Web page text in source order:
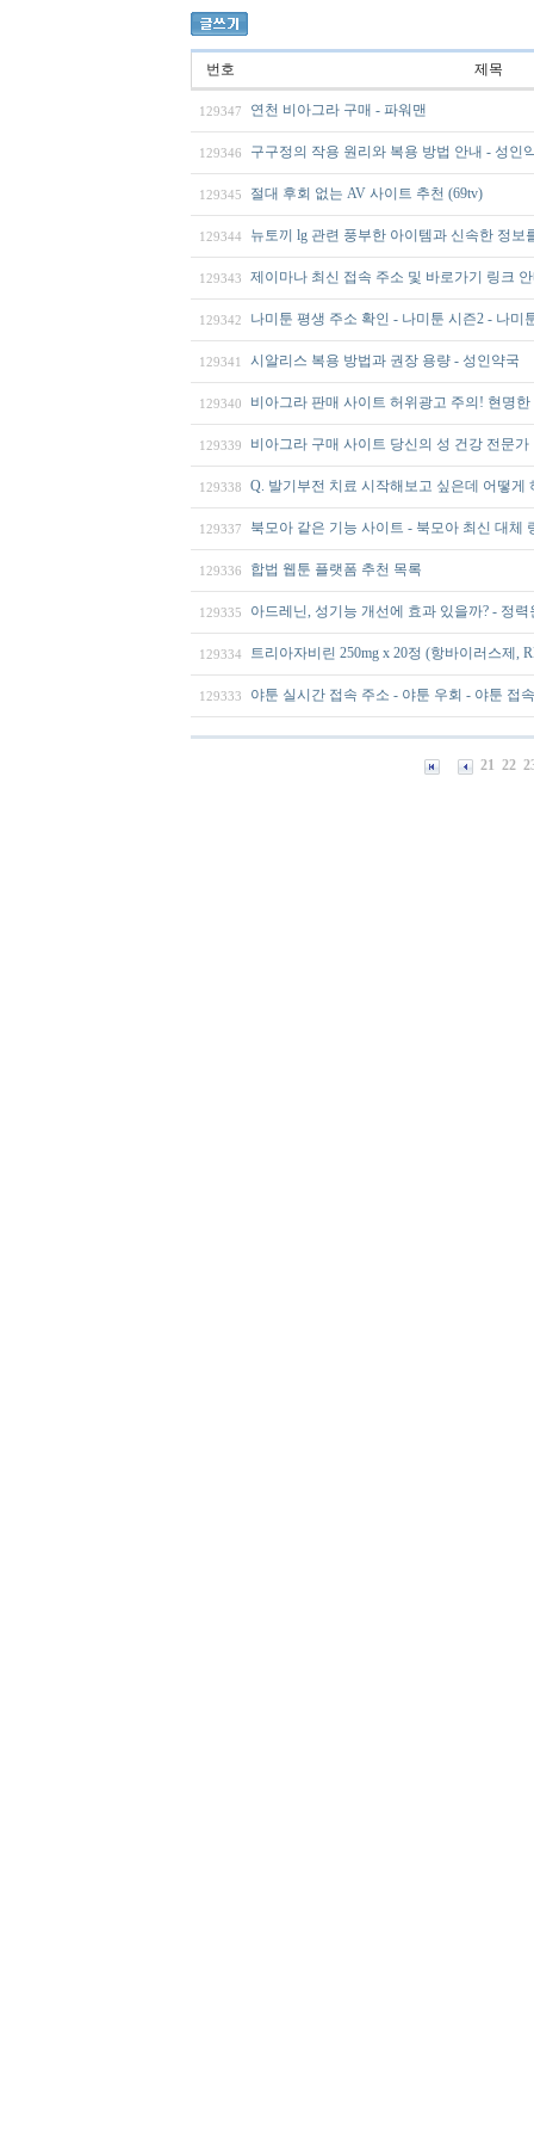
번호 제목
129347 연천 비아그라 구매 - 파워맨
129346 구구정의 작용 원리와 복용 방법 안내 - 성인
129345 절대 후회 없는 AV 사이트 추천 (69tv)
129344 뉴토끼 lg 관련 풍부한 아이템과 신속한 정보
129343 제이마나 최신 접속 주소 및 바로가기 링크
129342 나미툰 평생 주소 확인 - 나미툰 시즌2 - 나
129341 시알리스 복용 방법과 권장 용량 - 성인약국
129340 비아그라 판매 사이트 허위광고 주의! 현명
129339 비아그라 구매 사이트 당신의 성 건강 전문가
129338 Q. 발기부전 치료 시작해보고 싶은데 어떻게
129337 북모아 같은 기능 사이트 - 북모아 최신 대체
129336 합법 웹툰 플랫폼 추천 목록
129335 아드레닌, 성기능 개선에 효과 있을까? - 정력
129334 트리아자비린 250mg x 20정 (항바이러스제,
129333 야툰 실시간 접속 주소 - 야툰 우회 - 야툰 접
21 22